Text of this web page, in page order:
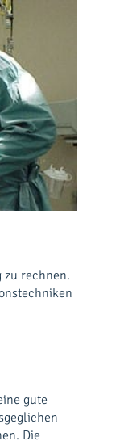
zu rechnen.
gute
Die